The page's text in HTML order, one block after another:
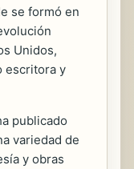
se formó en
Unidos,
escritora y
publicado
variedad de
y obras